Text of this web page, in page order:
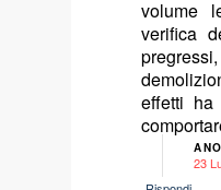
volume
verifica
effetti ha
23